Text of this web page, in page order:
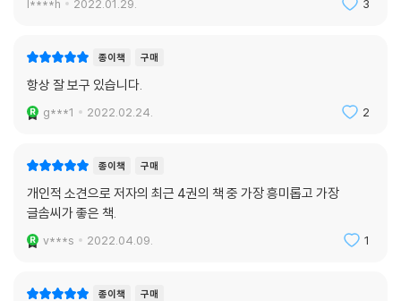
l****h 2022.01.29. 3
종이책 구매
항상 잘 보구 있습니다.
g***1 2022.02.24. 2
종이책 구매
개인적 소견으로 저자의 최근 4권의 책 중 가장 흥미롭고 가장
글솜씨가 좋은 책.
v***s 2022.04.09. 1
종이책 구매